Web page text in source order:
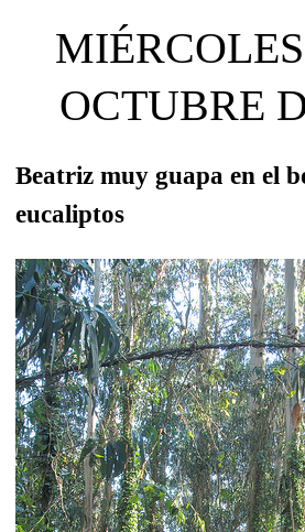
OCTUBRE
Beatriz muy guapa en el
eucaliptos